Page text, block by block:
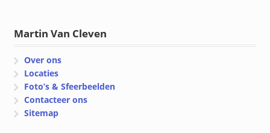
Martin Van Cleven
Over ons
Locaties
Foto’s & Sfeerbeelden
Contacteer ons
Sitemap